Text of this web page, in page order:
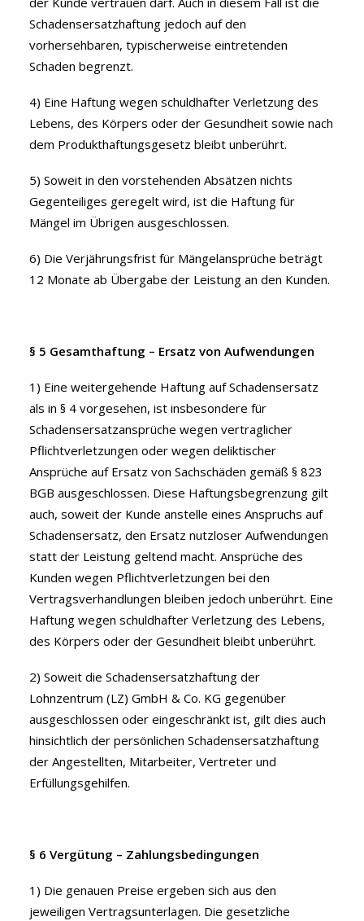
Schadensersatzhaftung jedoch auf den
vorhersehbaren, typischerweise eintretenden
Schaden begrenzt.
4) Eine Haftung wegen schuldhafter Verletzung des
Lebens, des Körpers oder der Gesundheit sowie nach
dem Produkthaftungsgesetz bleibt unberührt.
5) Soweit in den vorstehenden Absätzen nichts
Gegenteiliges geregelt wird, ist die Haftung für
Mängel im Übrigen ausgeschlossen.
6) Die Verjährungsfrist für Mängelansprüche beträgt
12 Monate ab Übergabe der Leistung an den Kunden.
§ 5 Gesamthaftung – Ersatz von Aufwendungen
1) Eine weitergehende Haftung auf Schadensersatz
als in § 4 vorgesehen, ist insbesondere für
Schadensersatzansprüche wegen vertraglicher
Pflichtverletzungen oder wegen deliktischer
Ansprüche auf Ersatz von Sachschäden gemäß § 823
BGB ausgeschlossen. Diese Haftungsbegrenzung gilt
auch, soweit der Kunde anstelle eines Anspruchs auf
Schadensersatz, den Ersatz nutzloser Aufwendungen
statt der Leistung geltend macht. Ansprüche des
Kunden wegen Pflichtverletzungen bei den
Vertragsverhandlungen bleiben jedoch unberührt. Eine
Haftung wegen schuldhafter Verletzung des Lebens,
des Körpers oder der Gesundheit bleibt unberührt.
2) Soweit die Schadensersatzhaftung der
Lohnzentrum (LZ) GmbH & Co. KG gegenüber
ausgeschlossen oder eingeschränkt ist, gilt dies auch
hinsichtlich der persönlichen Schadensersatzhaftung
der Angestellten, Mitarbeiter, Vertreter und
Erfüllungsgehilfen.
§ 6 Vergütung – Zahlungsbedingungen
1) Die genauen Preise ergeben sich aus den
jeweiligen Vertragsunterlagen. Die gesetzliche